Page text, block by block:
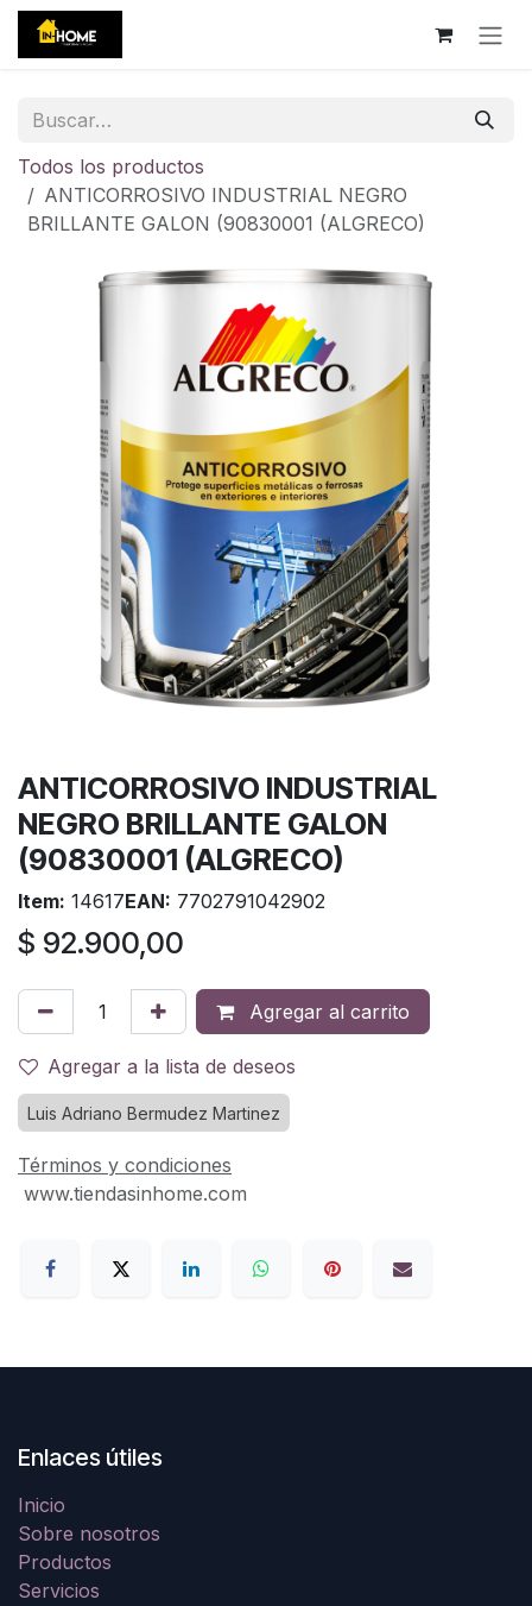
Ir al contenido
Todos los productos
ANTICORROSIVO INDUSTRIAL NEGRO
BRILLANTE GALON (90830001 (ALGRECO)
ANTICORROSIVO INDUSTRIAL
NEGRO BRILLANTE GALON
(90830001 (ALGRECO)
Item: 14617EAN: 7702791042902
$ 92.900,00
Agregar al carrito
Agregar a la lista de deseos
Luis Adriano Bermudez Martinez
Términos y condiciones
www.tiendasinhome.com
Enlaces útiles
Inicio
Sobre nosotros
Productos
Servicios